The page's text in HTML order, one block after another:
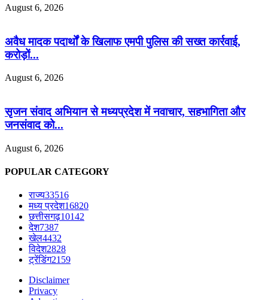
August 6, 2026
अवैध मादक पदार्थों के खिलाफ एमपी पुलिस की सख्त कार्रवाई,
करोड़ों...
August 6, 2026
सृजन संवाद अभियान से मध्यप्रदेश में नवाचार, सहभागिता और
जनसंवाद को...
August 6, 2026
POPULAR CATEGORY
राज्य33516
मध्य प्रदेश16820
छत्तीसगढ़10142
देश7387
खेल4432
विदेश2828
ट्रेंडिंग2159
Disclaimer
Privacy